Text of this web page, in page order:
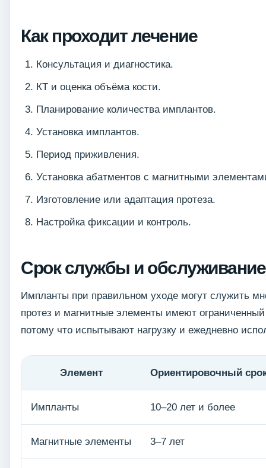
Как проходит лечение
Консультация и диагностика.
КТ и оценка объёма кости.
Планирование количества имплантов.
Установка имплантов.
Период приживления.
Установка абатментов с магнитными
Изготовление или адаптация протеза.
Настройка фиксации и контроль.
Срок службы и обслуживание
Импланты при правильном уходе могут служить
протез и магнитные элементы имеют
потому что испытывают нагрузку и ежедневно
Элемент Ориентировочный
Импланты 10–20 лет и более
Магнитные элементы 3–7 лет